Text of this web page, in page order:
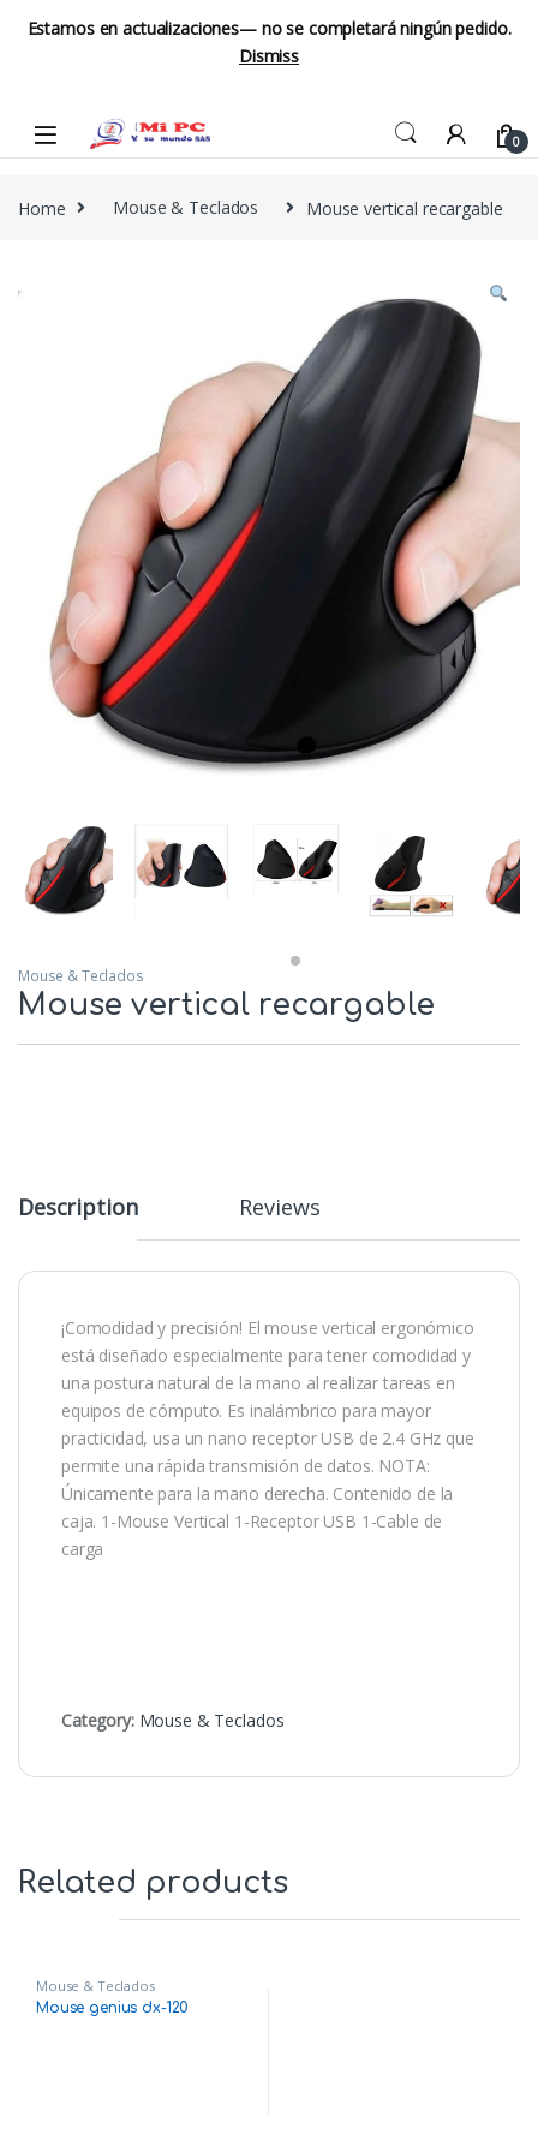
Skip to navigation
Skip to content
0
Home Mouse & Teclados Mouse vertical recargable
Mouse & Teclados
Mouse vertical recargable
Description Reviews
¡Comodidad y precisión! El mouse vertical ergonómico
está diseñado especialmente para tener comodidad y
una postura natural de la mano al realizar tareas en
equipos de cómputo. Es inalámbrico para mayor
practicidad, usa un nano receptor USB de 2.4 GHz que
permite una rápida transmisión de datos. NOTA:
Únicamente para la mano derecha. Contenido de la
caja. 1-Mouse Vertical 1-Receptor USB 1-Cable de
carga
Category: Mouse & Teclados
Related products
Mouse & Teclados
Mouse genius dx-120
Estamos en actualizaciones— no se completará ningún pedido.
Dismiss